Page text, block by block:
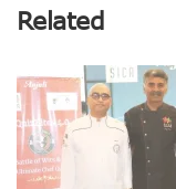
Related